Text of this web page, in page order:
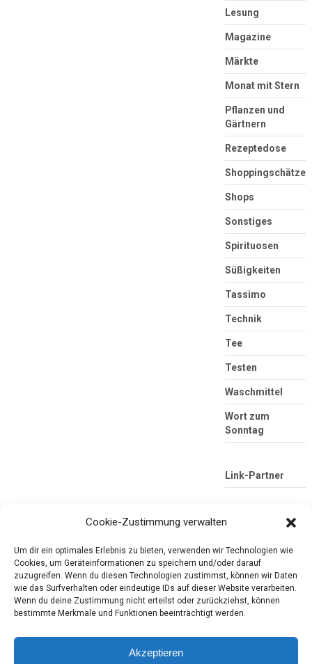
Lesung
Magazine
Märkte
Monat mit Stern
Pflanzen und
Gärtnern
Rezeptedose
Shoppingschätze
Shops
Sonstiges
Spirituosen
Süßigkeiten
Tassimo
Technik
Tee
Testen
Waschmittel
Wort zum
Sonntag
Link-Partner
Tester-Paradies
Produkttests und Alltag
Cookie-Zustimmung verwalten
Um dir ein optimales Erlebnis zu bieten, verwenden wir Technologien wie
Cookies, um Geräteinformationen zu speichern und/oder darauf
zuzugreifen. Wenn du diesen Technologien zustimmst, können wir Daten
wie das Surfverhalten oder eindeutige IDs auf dieser Website verarbeiten.
Wenn du deine Zustimmung nicht erteilst oder zurückziehst, können
bestimmte Merkmale und Funktionen beeinträchtigt werden.
Akzeptieren
Die mobile Version verlassen